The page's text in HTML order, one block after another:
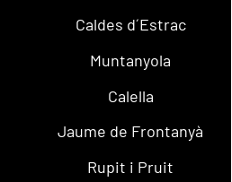
Caldes d´Estrac
Muntanyola
Calella
Jaume de Frontanyà
Rupit i Pruit